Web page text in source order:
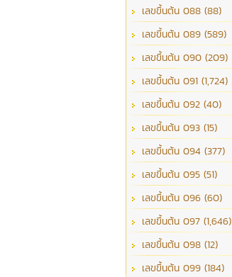
เลขขึ้นต้น 088 (88)
เลขขึ้นต้น 089 (589)
เลขขึ้นต้น 090 (209)
เลขขึ้นต้น 091 (1,724)
เลขขึ้นต้น 092 (40)
เลขขึ้นต้น 093 (15)
เลขขึ้นต้น 094 (377)
เลขขึ้นต้น 095 (51)
เลขขึ้นต้น 096 (60)
เลขขึ้นต้น 097 (1,646)
เลขขึ้นต้น 098 (12)
เลขขึ้นต้น 099 (184)